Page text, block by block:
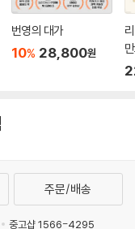
네덜란드 무역선을 약
중심의 세계사에서는
방적 시각에서 역사를
인 아프간 전쟁까지,
쟁까지 건드린다. 래리
락, 일본의 근대화 과정,
운동에 이르기까지 세계
번영의 대가
10% 28,800원
주문/배송
중고샵 1566-4295